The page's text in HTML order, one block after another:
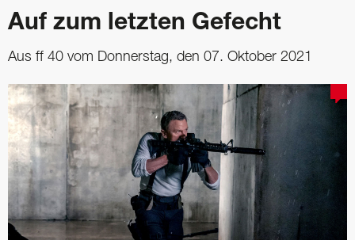
Auf zum letzten Gefecht
Aus ff 40 vom Donnerstag, den 07. Oktober 2021